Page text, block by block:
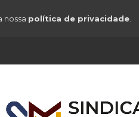
nossa política de privacidade